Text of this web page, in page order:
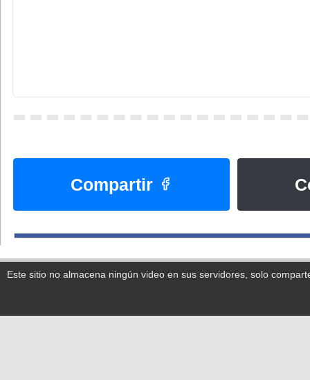
Compartir
Este sitio no almacena ningún video en sus servidores, solo